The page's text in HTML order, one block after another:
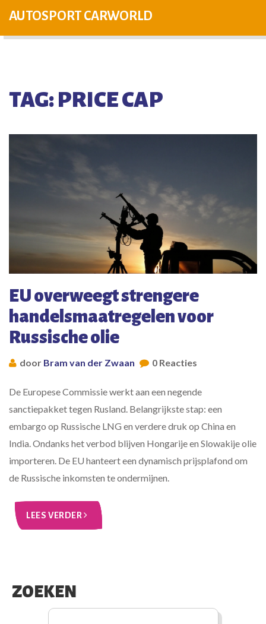
AUTOSPORT CARWORLD
TAG: PRICE CAP
EU overweegt strengere
handelsmaatregelen voor
Russische olie
door Bram van der Zwaan 0 Reacties
De Europese Commissie werkt aan een negende
sanctiepakket tegen Rusland. Belangrijkste stap: een
embargo op Russische LNG en verdere druk op China en
India. Ondanks het verbod blijven Hongarije en Slowakije olie
importeren. De EU hanteert een dynamisch prijsplafond om
de Russische inkomsten te ondermijnen.
LEES VERDER
ZOEKEN